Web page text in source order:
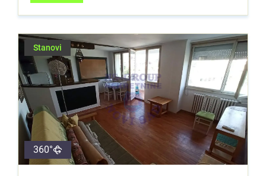
Stanovi
360°